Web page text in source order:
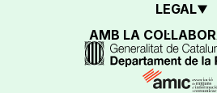
LEGAL
AMB LA